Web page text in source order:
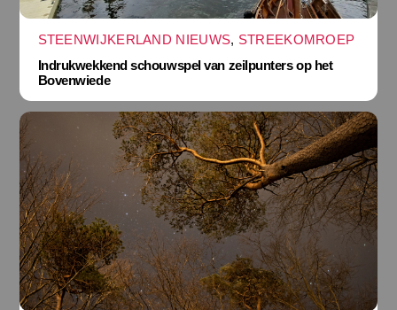
STEENWIJKERLAND NIEUWS, STREEKOMROEP
Indrukwekkend schouwspel van zeilpunters op het
Bovenwiede